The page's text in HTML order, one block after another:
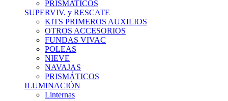
PRISMATICOS
SUPERVIV. y RESCATE
KITS PRIMEROS AUXILIOS
OTROS ACCESORIOS
FUNDAS VIVAC
POLEAS
NIEVE
NAVAJAS
PRISMÁTICOS
ILUMINACIÓN
Linternas